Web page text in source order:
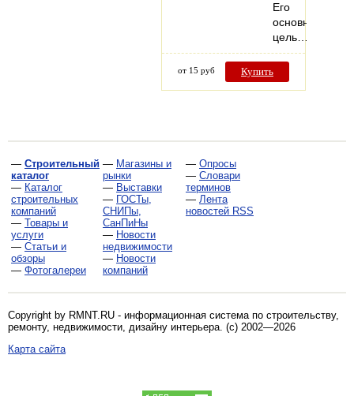
Его
основная
цель…
от 15 руб Купить
— Строительный
каталог
— Каталог
строительных
компаний
— Товары и
услуги
— Статьи и
обзоры
— Фотогалереи
— Магазины и
рынки
— Выставки
— ГОСТы,
СНИПы,
СанПиНы
— Новости
недвижимости
— Новости
компаний
— Опросы
— Словари
терминов
— Лента
новостей RSS
Copyright by RMNT.RU - информационная система по строительству,
ремонту, недвижимости, дизайну интерьера. (c) 2002—2026
Карта сайта